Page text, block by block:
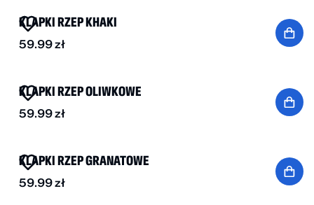
KLAPKI RZEP KHAKI
59.99zł
KLAPKI RZEP OLIWKOWE
59.99zł
KLAPKI RZEP GRANATOWE
59.99zł